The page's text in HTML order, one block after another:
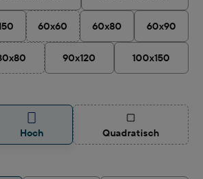
60x60
(Diese Option ist zurzeit nicht
60x80 60x90
(Diese Option ist zurzeit nicht verfügbar.)
90x120 100x150
Hoch Quadratisch(Diese Option ist